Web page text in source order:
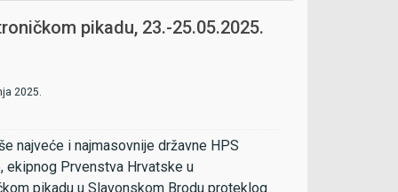
pikadu, 23.-25.05.2025.
2025.
najveće i najmasovnije državne HPS
ekipnog Prvenstva Hrvatske u
pikadu u Slavonskom Brodu proteklog